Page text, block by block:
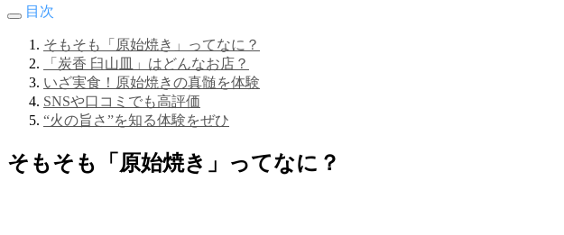
目次
そもそも「原始焼き」ってなに？
「炭香 臼山皿」はどんなお店？
いざ実食！原始焼きの真髄を体験
SNSや口コミでも高評価
“火の旨さ”を知る体験をぜひ
そもそも「原始焼き」ってなに？